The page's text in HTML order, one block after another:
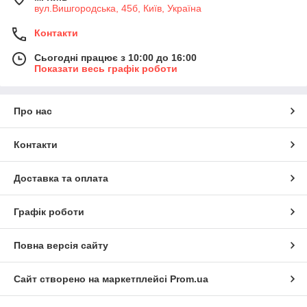
вул.Вишгородська, 45б, Київ, Україна
Контакти
Сьогодні працює з 10:00 до 16:00
Показати весь графік роботи
Про нас
Контакти
Доставка та оплата
Графік роботи
Повна версія сайту
Сайт створено на маркетплейсі Prom.ua